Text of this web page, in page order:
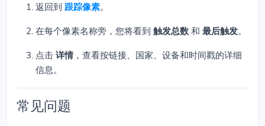
返回到 跟踪像素。
在每个像素名称旁，您将看到 触发总数 和 最后触发。
点击 详情 ，查看按链接、国家、设备和时间戳的详细
信息。
常见问题